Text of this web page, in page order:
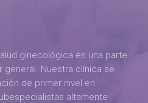
ginecológica es una parte
general. Nuestra clínica se
de primer nivel en
altamente